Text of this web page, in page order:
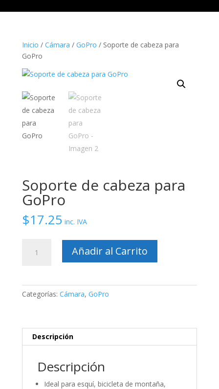
Inicio / Cámara / GoPro / Soporte de cabeza para
GoPro
Soporte de cabeza para
GoPro
$17.25 inc. IVA
cantidad
Añadir al Carrito
Categorías: Cámara, GoPro
Descripción
Descripción
Ideal para esquí, bicicleta de montaña,